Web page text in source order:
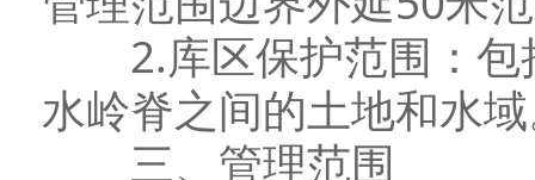
2.库区保护范围：包
水岭脊之间的土地和水
三、管理范围